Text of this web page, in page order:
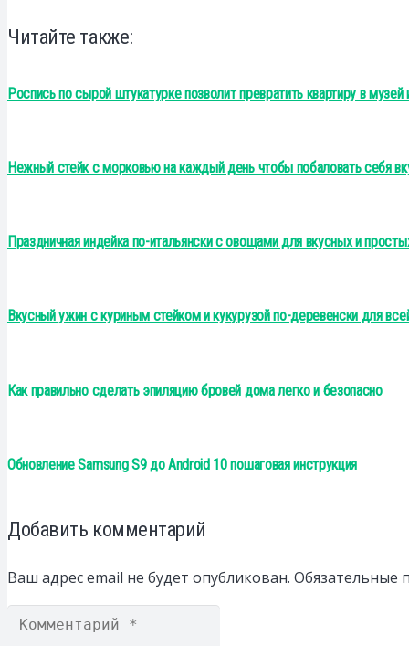
Читайте также:
Роспись по сырой штукатурке позволит превратить квартиру в музей
Нежный стейк с морковью на каждый день чтобы побаловать себя
Праздничная индейка по-итальянски с овощами для вкусных и
Вкусный ужин с куриным стейком и кукурузой по-деревенски для
Как правильно сделать эпиляцию бровей дома легко и безопасно
Обновление Samsung S9 до Android 10 пошаговая инструкция
Добавить комментарий
Ваш адрес email не будет опубликован. Обязательные